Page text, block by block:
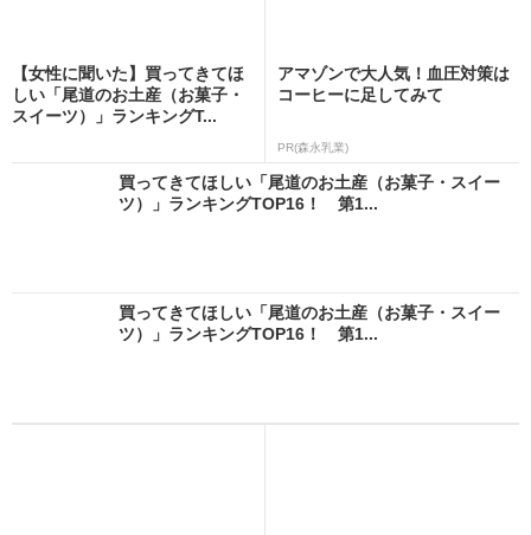
【女性に聞いた】買ってきてほ
しい「尾道のお土産（お菓子・
スイーツ）」ランキングT...
アマゾンで大人気！血圧対策は
コーヒーに足してみて
PR(森永乳業)
買ってきてほしい「尾道のお土産（お菓子・スイー
ツ）」ランキングTOP16！ 第1...
買ってきてほしい「尾道のお土産（お菓子・スイー
ツ）」ランキングTOP16！ 第1...